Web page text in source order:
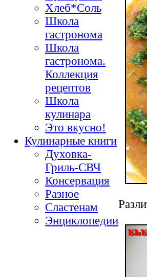
Хлеб*Соль
Школа
гастронома
Школа
гастронома.
Коллекция
рецептов
Школа
кулинара
Это вкусно!
Кулинарные книги
Духовка-
Гриль-СВЧ
Консервация
Разное
Сластенам
Энциклопедии